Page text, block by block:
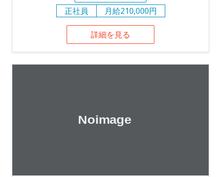
正社員
月給210,000円
詳細を見る